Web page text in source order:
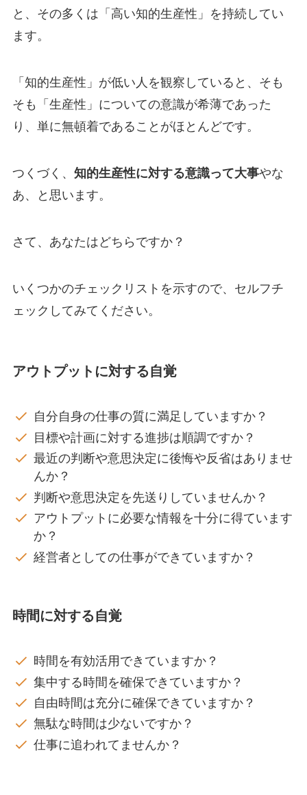
と、その多くは「高い知的生産性」を持続してい
ます。
「知的生産性」が低い人を観察していると、そも
そも「生産性」についての意識が希薄であった
り、単に無頓着であることがほとんどです。
つくづく、 知的生産性に対する意識って大事やな
あ、と思います。
さて、あなたはどちらですか？
いくつかのチェックリストを示すので、セルフチ
ェックしてみてください。
アウトプットに対する自覚
自分自身の仕事の質に満足していますか？
目標や計画に対する進捗は順調ですか？
最近の判断や意思決定に後悔や反省はありませ
んか？
判断や意思決定を先送りしていませんか？
アウトプットに必要な情報を十分に得ています
か？
経営者としての仕事ができていますか？
時間に対する自覚
時間を有効活用できていますか？
集中する時間を確保できていますか？
自由時間は充分に確保できていますか？
無駄な時間は少ないですか？
仕事に追われてませんか？